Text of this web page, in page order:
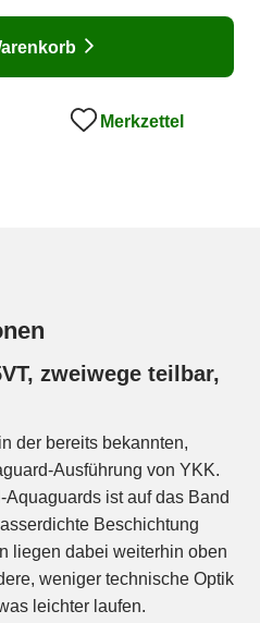
Merkzettel
zweiwege teilbar,
der bereits bekannten,
Ausführung von YKK.
ist auf das Band
Beschichtung
liegen dabei weiterhin oben
weniger technische Optik
leichter laufen.